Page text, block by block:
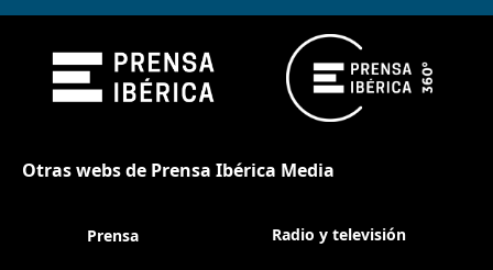
Otras webs de Prensa Ibérica Media
Prensa Radio y televisión